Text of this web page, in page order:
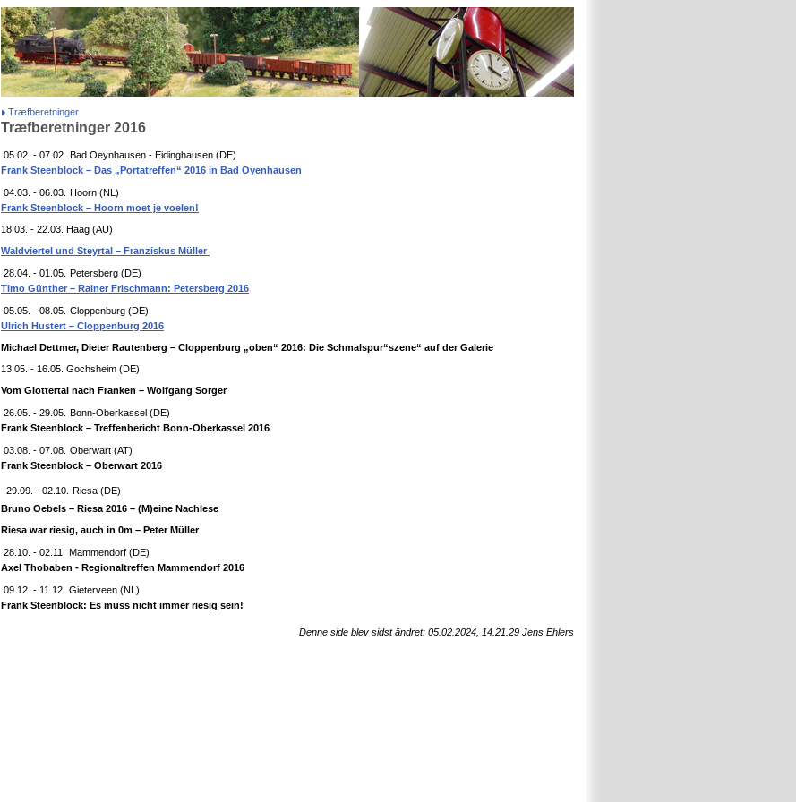
Træfberetninger
Træfberetninger 2016
05.02. - 07.02. Bad Oeynhausen - Eidinghausen (DE)
Frank Steenblock – Das „Portatreffen“ 2016 in Bad Oyenhausen
04.03. - 06.03. Hoorn (NL)
Frank Steenblock – Hoorn moet je voelen!
18.03. - 22.03. Haag (AU)
Waldviertel und Steyrtal – Franziskus Müller
28.04. - 01.05. Petersberg (DE)
Timo Günther – Rainer Frischmann: Petersberg 2016
05.05. - 08.05. Cloppenburg (DE)
Ulrich Hustert – Cloppenburg 2016
Michael Dettmer, Dieter Rautenberg – Cloppenburg „oben“ 2016: Die Schmalspur“szene“ auf der Galerie
13.05. - 16.05. Gochsheim (DE)
Vom Glottertal nach Franken – Wolfgang Sorger
26.05. - 29.05. Bonn-Oberkassel (DE)
Frank Steenblock – Treffenbericht Bonn-Oberkassel 2016
03.08. - 07.08. Oberwart (AT)
Frank Steenblock – Oberwart 2016
29.09. - 02.10. Riesa (DE)
Bruno Oebels – Riesa 2016 – (M)eine Nachlese
Riesa war riesig, auch in 0m – Peter Müller
28.10. - 02.11.
Mammendorf (DE)
Axel Thobaben - Regionaltreffen Mammendorf 2016
09.12. - 11.12. Gieterveen (NL)
Frank Steenblock: Es muss nicht immer riesig sein!
Denne side blev sidst ändret: 05.02.2024, 14.21.29 Jens Ehlers